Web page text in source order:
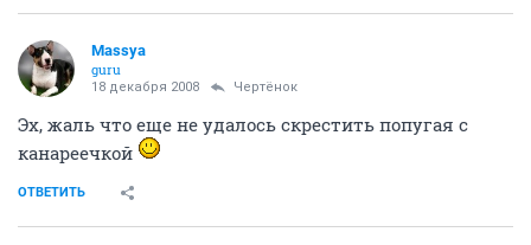
Massya
guru
18 декабря 2008 Чeртёнок
Эх, жаль что еще не удалось скрестить попугая с
канареечкой
ОТВЕТИТЬ